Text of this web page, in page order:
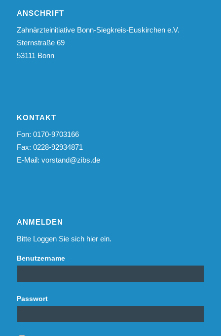
ANSCHRIFT
Zahnärzteinitiative Bonn-Siegkreis-Euskirchen e.V.
Sternstraße 69
53111 Bonn
KONTAKT
Fon: 0170-9703166
Fax: 0228-92934871
E-Mail: vorstand@zibs.de
ANMELDEN
Bitte Loggen Sie sich hier ein.
Benutzername
Passwort